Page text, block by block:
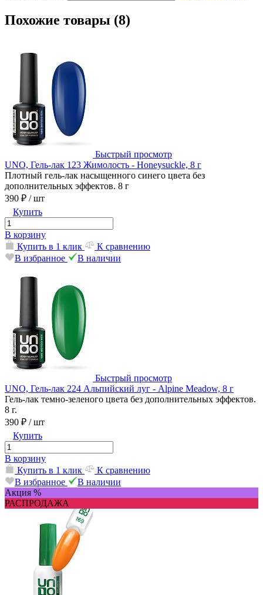
Похожие товары (8)
Быстрый просмотр
UNO, Гель-лак 123 Жимолость - Honeysuckle, 8 г
Плотный гель-лак насыщенного синего цвета без
дополнительных эффектов. 8 г
390 ₽ / шт
Купить
В корзину
Купить в 1 клик
К сравнению
В избранное
В наличии
Быстрый просмотр
UNO, Гель-лак 224 Альпийский луг - Alpine Meadow, 8 г
Гель-лак темно-зеленого цвета без дополнительных эффектов.
8 г.
390 ₽ / шт
Купить
В корзину
Купить в 1 клик
К сравнению
В избранное
В наличии
Акция %
РАСПРОДАЖА